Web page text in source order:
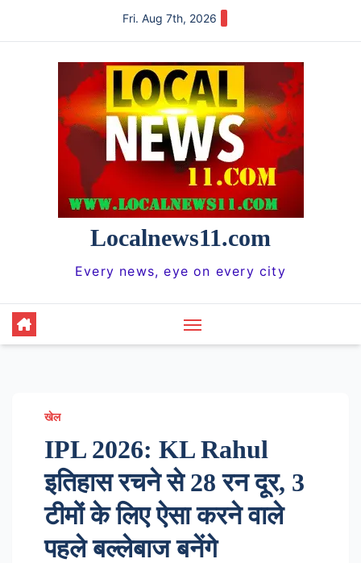
Fri. Aug 7th, 2026
Localnews11.com
Every news, eye on every city
खेल
IPL 2026: KL Rahul
इतिहास रचने से 28 रन दूर, 3
टीमों के लिए ऐसा करने वाले
पहले बल्लेबाज बनेंगे